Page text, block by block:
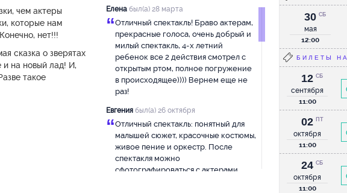
чем актеры
которые нам
нет!!!
сказка о зверятах
и на новый лад! И,
такое
Елена был(а) 28 марта
“Отличный спектакль! Браво актерам,
прекрасные голоса, очень добрый и
милый спектакль, 4-х летний
ребенок все 2 действия смотрел с
открытым ртом, полное погружение
в происходящее)))) Вернем еще не
раз!
Евгения был(а) 26 октября
“Отличный спектакль: понятный для
малышей сюжет, красочные костюмы,
живое пение и оркестр. После
спектакля можно
сфотографироваться с актерами.
30
мая
СБ
12:00
БИЛЕТЫ
12
сентября
СБ
11:00
02
октября
ПТ
11:00
24
октября
СБ
11:00